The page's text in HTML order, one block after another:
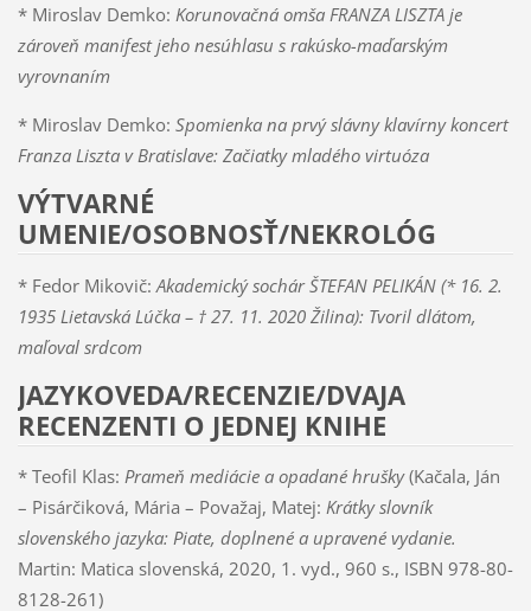
* Miroslav Demko: Korunovačná omša FRANZA LISZTA je
zároveň manifest jeho nesúhlasu s rakúsko-maďarským
vyrovnaním
* Miroslav Demko: Spomienka na prvý slávny klavírny koncert
Franza Liszta v Bratislave: Začiatky mladého virtuóza
VÝTVARNÉ
UMENIE/OSOBNOSŤ/NEKROLÓG
* Fedor Mikovič: Akademický sochár ŠTEFAN PELIKÁN (* 16. 2.
1935 Lietavská Lúčka – † 27. 11. 2020 Žilina): Tvoril dlátom,
maľoval srdcom
JAZYKOVEDA/RECENZIE/DVAJA
RECENZENTI O JEDNEJ KNIHE
* Teofil Klas: Prameň mediácie a opadané hrušky(Kačala, Ján
– Pisárčiková, Mária – Považaj, Matej: Krátky slovník
slovenského jazyka: Piate, doplnené a upravené vydanie.
Martin: Matica slovenská, 2020, 1. vyd., 960 s., ISBN 978-80-
8128-261)